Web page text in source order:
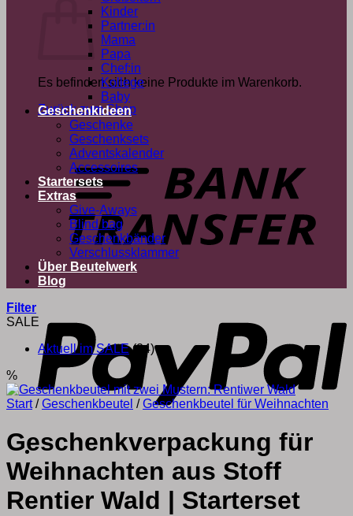
Es befinden sich keine Produkte im Warenkorb.
Zurück zum Shop
Kinder
Partner:in
Mama
Papa
Chef:in
Kollege
Baby
Geschenkideen
Geschenke
Geschenksets
Adventskalender
Accessoires
Startersets
Extras
Give-Aways
Blind bag
Geschenkbänder
Verschlussklammer
Über Beutelwerk
Blog
Filter
SALE
Aktuell im SALE (24)
%
Start / Geschenkbeutel / Geschenkbeutel für Weihnachten
Geschenkverpackung für
Weihnachten aus Stoff
Rentier Wald | Starterset